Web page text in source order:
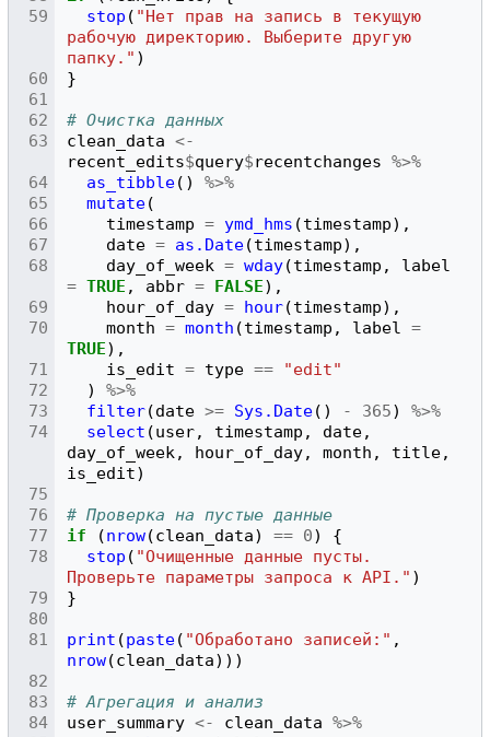
stop ( "Нет прав на запись в текущую
рабочую директорию. Выберите другую
папку." )
}
# Очистка данных
clean_data <-
recent_edits$query$recentchanges %>%
as_tibble()
%>%
mutate(
timestamp = ymd_hms (timestamp),
date = as.Date(timestamp),
day_of_week = wday(timestamp ,
label
= TRUE , abbr = FALSE),
hour_of_day = hour(timestamp),
month = month (timestamp , label =
TRUE),
is_edit = type ==
"edit"
)
%>%
filter(date >= Sys.Date() - 365)
%>%
select (user, timestamp , date,
day_of_week, hour_of_day, month , title,
is_edit)
# Проверка на пустые данные
if
(nrow(clean_data) == 0)
{
stop ( "Очищенные данные пусты.
Проверьте параметры запроса к API." )
}
print (paste( "Обработано записей:" ,
nrow(clean_data)))
# Агрегация и анализ
user_summary <- clean_data %>%